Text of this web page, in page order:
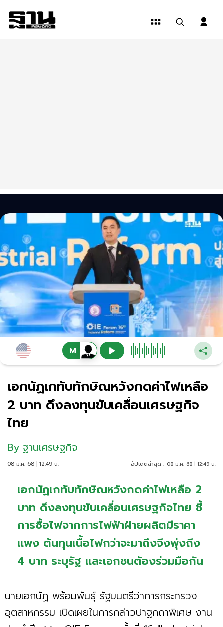
เอกนัฏเกทับทักษิณหวังกดค่าไฟเหลือ
2 บาท ดึงลงทุนขับเคลื่อนเศรษฐกิจ
ไทย
By ฐานเศรษฐกิจ
08 ม.ค. 68 | 12:49 น. อัปเดตล่าสุด : 08 ม.ค. 68 | 12:49 น.
เอกนัฏเกทับทักษิณหวังกดค่าไฟเหลือ 2
บาท ดึงลงทุนขับเคลื่อนเศรษฐกิจไทย ชี้
การซื้อไฟจากการไฟฟ้าฝ่ายผลิตมีราคา
แพง ต้นทุนเนื้อไฟกว่าจะมาถึงจึงพุ่งถึง
4 บาท ระบุรัฐ และเอกชนต้องร่วมมือกัน
นายเอกนัฏ พร้อมพันธุ์ รัฐมนตรีว่าการกระทรวง
อุตสาหกรรม เปิดเผยในการกล่าวปาฐกถาพิเศษ งาน